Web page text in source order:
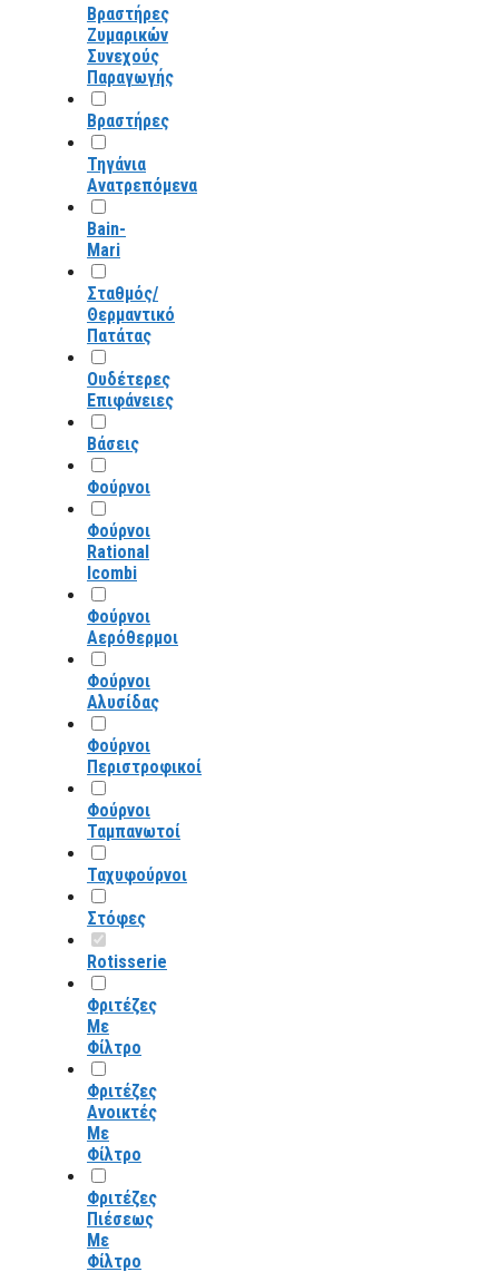
Βραστήρες
Ζυμαρικών
Συνεχούς
Παραγωγής
Βραστήρες
Τηγάνια
Ανατρεπόμενα
Bain-
Mari
Σταθμός/
Θερμαντικό
Πατάτας
Ουδέτερες
Επιφάνειες
Βάσεις
Φούρνοι
Φούρνοι
Rational
Icombi
Φούρνοι
Αερόθερμοι
Φούρνοι
Αλυσίδας
Φούρνοι
Περιστροφικοί
Φούρνοι
Ταμπανωτοί
Ταχυφούρνοι
Στόφες
Rotisserie
Φριτέζες
Με
Φίλτρο
Φριτέζες
Ανοικτές
Με
Φίλτρο
Φριτέζες
Πιέσεως
Με
Φίλτρο